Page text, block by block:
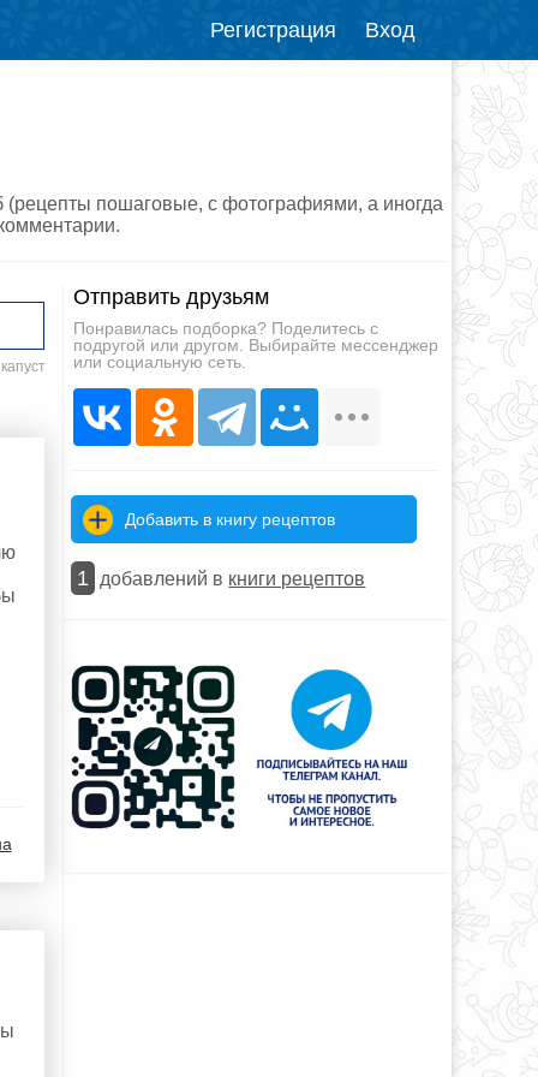
Регистрация Вход
(рецепты пошаговые, с фотографиями, а иногда
Отправить друзьям
Понравилась подборка? Поделитесь с
подругой или другом. Выбирайте мессенджер
или социальную сеть.
Добавить в книгу рецептов
1 добавлений в книги рецептов